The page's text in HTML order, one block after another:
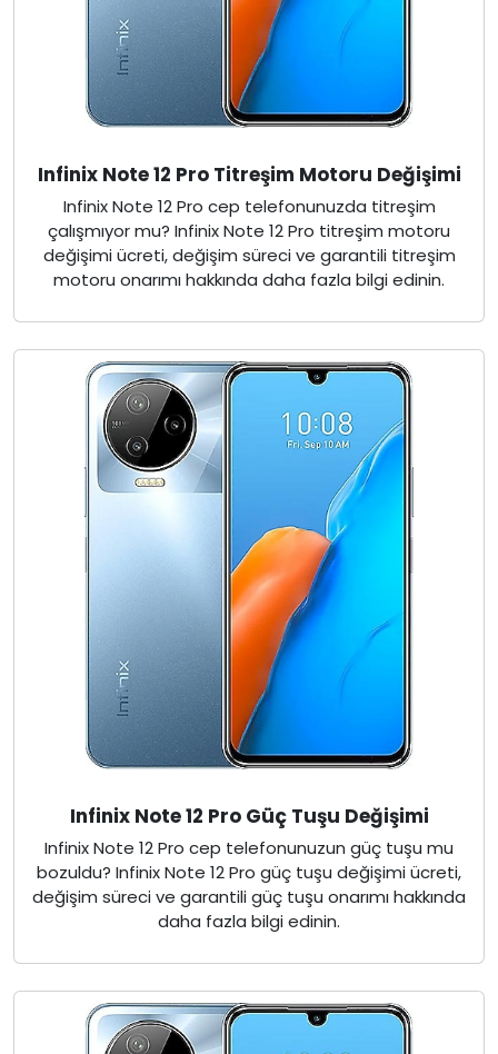
Infinix Note 12 Pro Titreşim Motoru Değişimi
Infinix Note 12 Pro cep telefonunuzda titreşim
çalışmıyor mu? Infinix Note 12 Pro titreşim motoru
değişimi ücreti, değişim süreci ve garantili titreşim
motoru onarımı hakkında daha fazla bilgi edinin.
Infinix Note 12 Pro Güç Tuşu Değişimi
Infinix Note 12 Pro cep telefonunuzun güç tuşu mu
bozuldu? Infinix Note 12 Pro güç tuşu değişimi ücreti,
değişim süreci ve garantili güç tuşu onarımı hakkında
daha fazla bilgi edinin.